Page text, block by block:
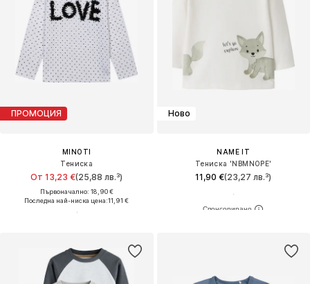
ПРОМОЦИЯ
MINOTI
Тениска
От 13,23 €(25,88 лв.³)
Първоначално: 18,90 €
Последна най-ниска цена:11,91 €
Ново
NAME IT
Тениска 'NBMNOPE'
11,90 €(23,27 лв.³)